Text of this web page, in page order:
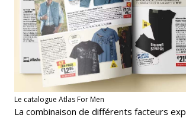
Le catalogue Atlas For Men
La combinaison de différents facteurs